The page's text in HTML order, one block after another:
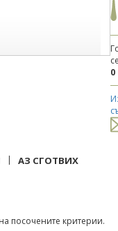
0
| АЗ СГОТВИХ
посочените критерии.